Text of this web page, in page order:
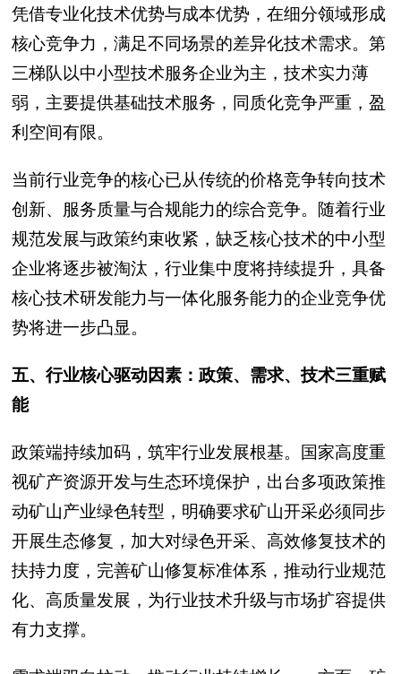
凭借专业化技术优势与成本优势，在细分领域形成
核心竞争力，满足不同场景的差异化技术需求。第
三梯队以中小型技术服务企业为主，技术实力薄
弱，主要提供基础技术服务，同质化竞争严重，盈
利空间有限。
当前行业竞争的核心已从传统的价格竞争转向技术
创新、服务质量与合规能力的综合竞争。随着行业
规范发展与政策约束收紧，缺乏核心技术的中小型
企业将逐步被淘汰，行业集中度将持续提升，具备
核心技术研发能力与一体化服务能力的企业竞争优
势将进一步凸显。
五、行业核心驱动因素：政策、需求、技术三重赋
能
政策端持续加码，筑牢行业发展根基。国家高度重
视矿产资源开发与生态环境保护，出台多项政策推
动矿山产业绿色转型，明确要求矿山开采必须同步
开展生态修复，加大对绿色开采、高效修复技术的
扶持力度，完善矿山修复标准体系，推动行业规范
化、高质量发展，为行业技术升级与市场扩容提供
有力支撑。